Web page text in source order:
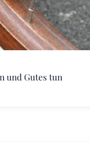
und Gutes tun